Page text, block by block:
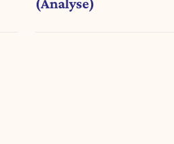
(Analyse)